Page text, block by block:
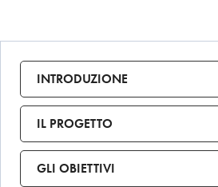
INTRODUZIONE
IL PROGETTO
GLI OBIETTIVI